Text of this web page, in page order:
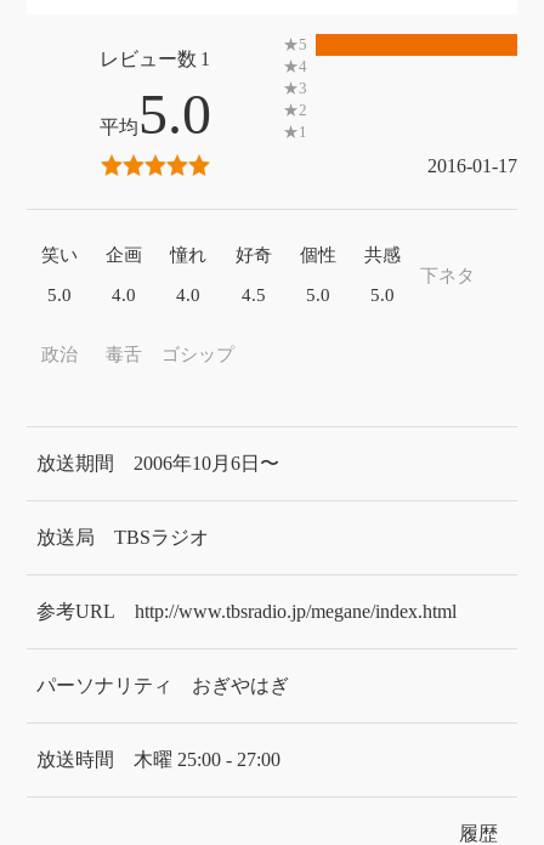
1
5.0
2016-01-17
笑い
5.0
企画
4.0
憧れ
4.0
好奇
4.5
個性
5.0
共感
5.0
下ネタ
政治 毒舌 ゴシップ
放送期間 2006年10月6日〜
放送局 TBSラジオ
参考URL http://www.tbsradio.jp/megane/index.html
パーソナリティ おぎやはぎ
放送時間 木曜 25:00 - 27:00
履歴